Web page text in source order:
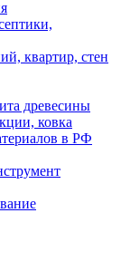
квартир, стен
древесины
ковка
в РФ